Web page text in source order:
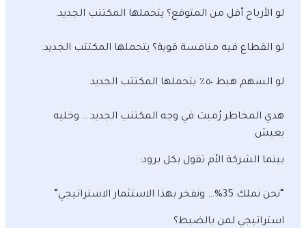
لو الأرباح أقل من المتوقع؟ يتحملها المكتتب الجديد.
لو القطاع فيه منافسة قوية؟ يتحملها المكتتب الجديد.
لو السهم هبط ٥٠٪؜ يتحملها المكتتب الجديد
هذي المخاطر رُميت في وجه المكتتب الجديد .. وخليه
يعيش
بينما الشركة الأم تقول بكل برود:
“نحن نملك 35%… ونفخر بهذا الاستثمار الاستراتيجي”
استراتيجي لمن بالضبط؟